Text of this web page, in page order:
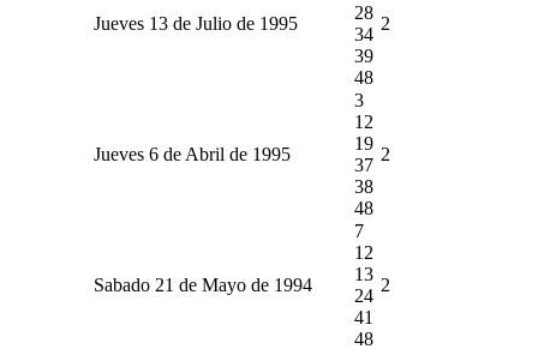
Jueves 13 de Julio de 1995
28
34
39
48
2
Jueves 6 de Abril de 1995
3
12
19
37
38
48
2
Sabado 21 de Mayo de 1994
7
12
13
24
41
48
2